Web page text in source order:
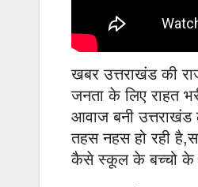
खबर उत्तराखंड की
जनता के लिए राहत
आवाज बनी
तहस नहस हो रही
कैसे स्कूल के बच्चो के